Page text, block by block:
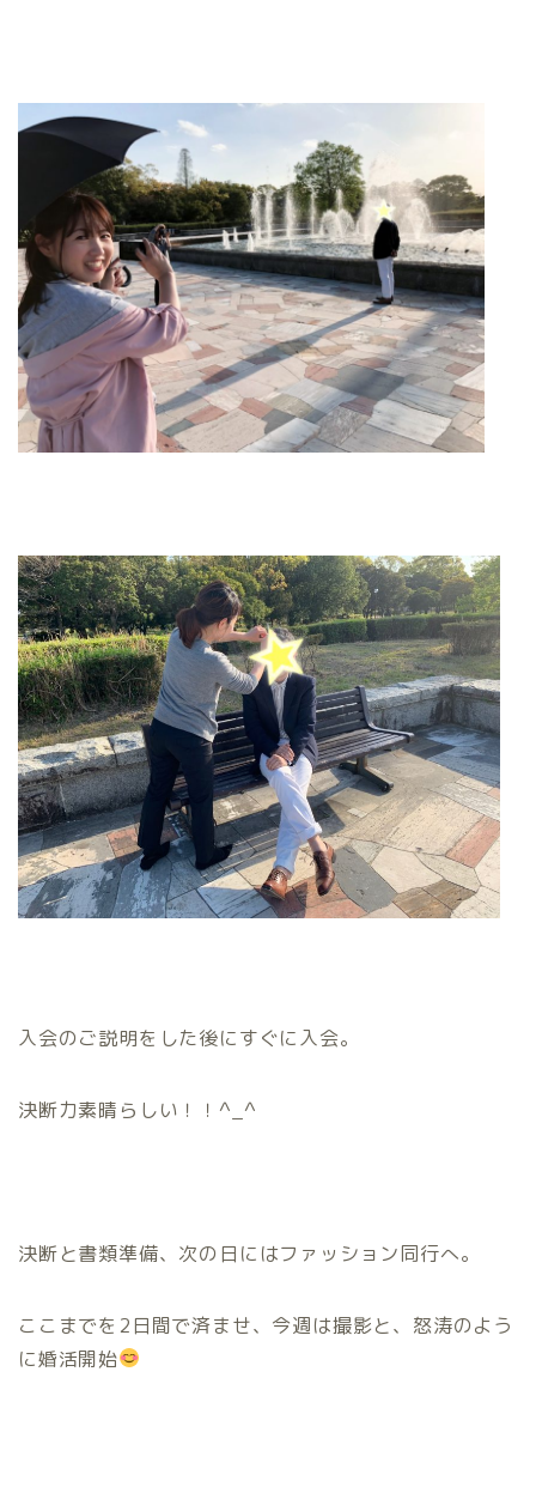
入会のご説明をした後にすぐに入会。
決断力素晴らしい！！^_^
決断と書類準備、次の日にはファッション同行へ。
ここまでを2日間で済ませ、今週は撮影と、怒涛のよう
に婚活開始